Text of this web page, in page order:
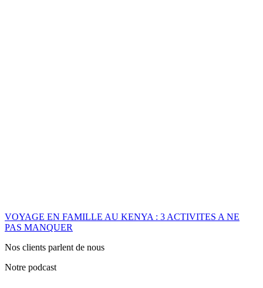
VOYAGE EN FAMILLE AU KENYA : 3 ACTIVITES A NE
PAS MANQUER
Nos clients parlent de nous
Notre podcast